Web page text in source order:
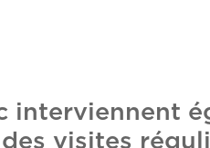
interviennent
visites